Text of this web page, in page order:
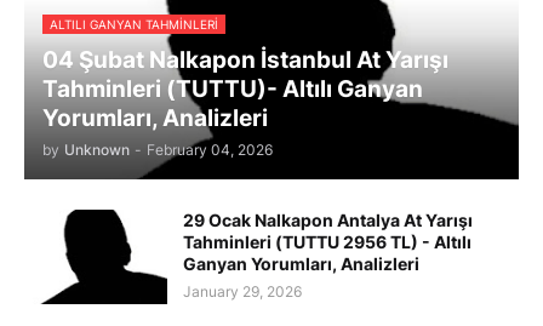
ALTILI GANYAN TAHMINLERI
04 Şubat Nalkapon İstanbul At Yarışı
Tahminleri (TUTTU)- Altılı Ganyan
Yorumları, Analizleri
by Unknown - February 04, 2026
29 Ocak Nalkapon Antalya At Yarışı
Tahminleri (TUTTU 2956 TL) - Altılı
Ganyan Yorumları, Analizleri
January 29, 2026